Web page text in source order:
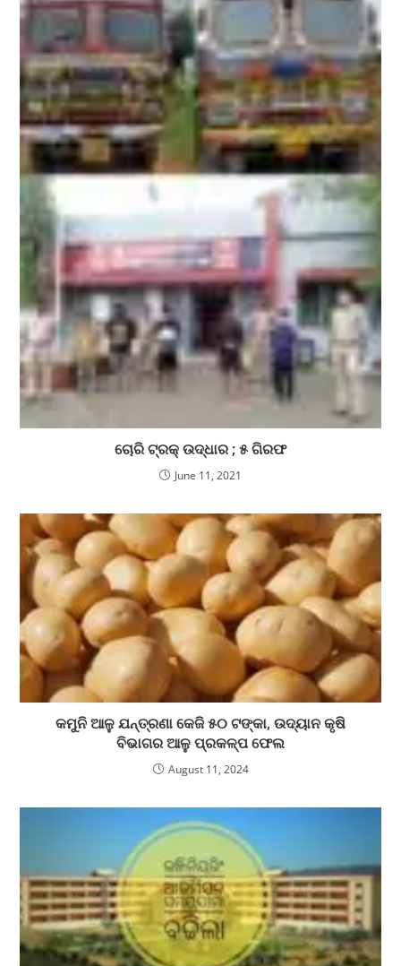
ଚୋରି ଟ୍ରକ୍ ଉଦ୍ଧାର ; ୫ ଗିରଫ
June 11, 2021
କମୁନି ଆଳୁ ଯନ୍ତ୍ରଣା କେଜି ୫୦ ଟଙ୍କା, ଉଦ୍ୟାନ କୃଷି
ବିଭାଗର ଆଳୁ ପ୍ରକଳ୍ପ ଫେଲ
August 11, 2024